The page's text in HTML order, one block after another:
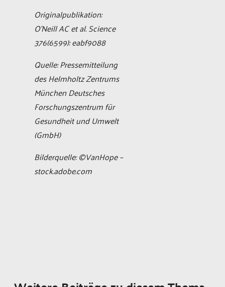
Originalpublikation:
O’Neill AC et al. Science
376(6599): eabf9088
Quelle: Pressemitteilung
des Helmholtz Zentrums
München Deutsches
Forschungszentrum für
Gesundheit und Umwelt
(GmbH)
Bilderquelle: ©VanHope –
stock.adobe.com